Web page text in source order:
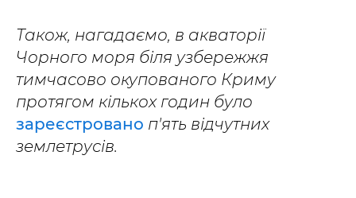
Також, нагадаємо, в акваторії
Чорного моря біля узбережжя
тимчасово окупованого Криму
протягом кількох годин було
зареєстровано п'ять відчутних
землетрусів.